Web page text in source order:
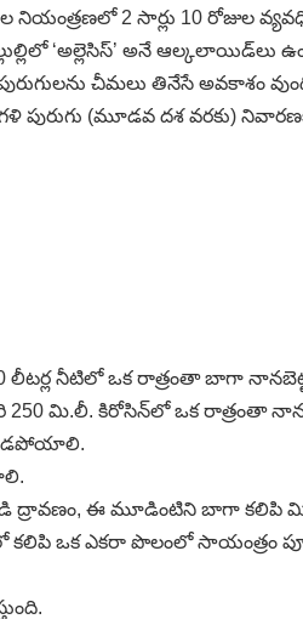
నియంత్రణలో 2 సార్లు 10 రోజుల
‘అల్లెసిస్‌’ అనే ఆల్కలాయిడ్‌లు
చీమలు తినేసే అవకాశం
పురుగు (మూడవ దశ
నీటిలో ఒక రాత్రంతా బాగా
250 మి.లీ. కిరోసిన్‌లో ఒక రాత్రంతా
వడపోయాలి.
ద్రావణం, ఈ మూడింటిని బాగా
కలిపి ఒక ఎకరా పొలంలో సాయంత్రం